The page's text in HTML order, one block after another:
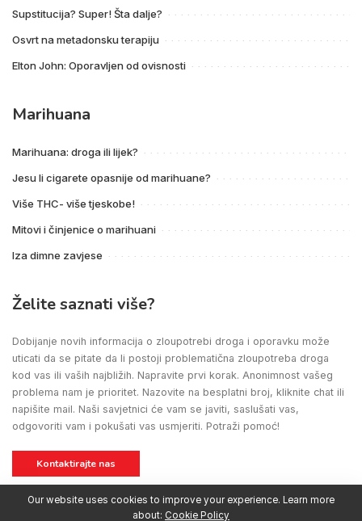
Supstitucija? Super! Šta dalje?
Osvrt na metadonsku terapiju
Elton John: Oporavljen od ovisnosti
Marihuana
Marihuana: droga ili lijek?
Jesu li cigarete opasnije od marihuane?
Više THC- više tjeskobe!
Mitovi i činjenice o marihuani
Iza dimne zavjese
Želite saznati više?
Dobijanje novih informacija o zloupotrebi droga i oporavku može
uticati da se pitate da li postoji problematična zloupotreba droga
kod vas ili vaših najbližih. Napravite prvi korak. Anonimnost vašeg
problema nam je prioritet. Nazovite na besplatni broj, kliknite chat ili
napišite mail. Naši savjetnici će vam se javiti, saslušati vas,
odgovoriti vam i pokušati vas usmjeriti. Potraži pomoć!
Kontaktirajte nas
Our website uses cookies to improve your experience. Learn more
about: Cookie Policy